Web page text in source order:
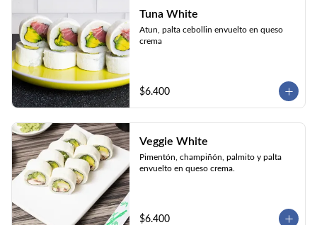
Tuna White
Atun, palta cebollin envuelto en queso
crema
$6.400
Veggie White
Pimentón, champiñón, palmito y palta
envuelto en queso crema.
$6.400